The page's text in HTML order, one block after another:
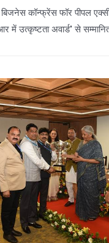
कॉन्फ्रेंस फॉर पीपल
में उत्कृष्टता अवार्ड" से